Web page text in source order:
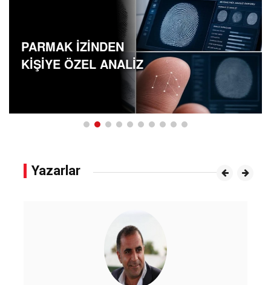
PARMAK İZİNDEN
KİŞİYE ÖZEL ANALİZ
Yazarlar